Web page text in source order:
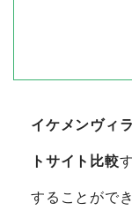
イケメンヴィ
トサイト比較
することがで